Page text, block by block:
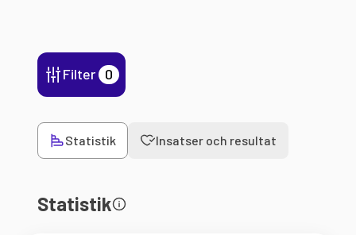
Filter 0
Statistik Insatser och resultat
Statistik